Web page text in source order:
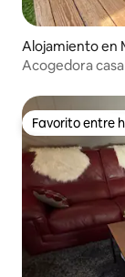
Alojamiento en
Acogedora
Favorito entre
Favorito entre